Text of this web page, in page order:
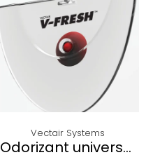
Vectair Systems
Odorizant universal